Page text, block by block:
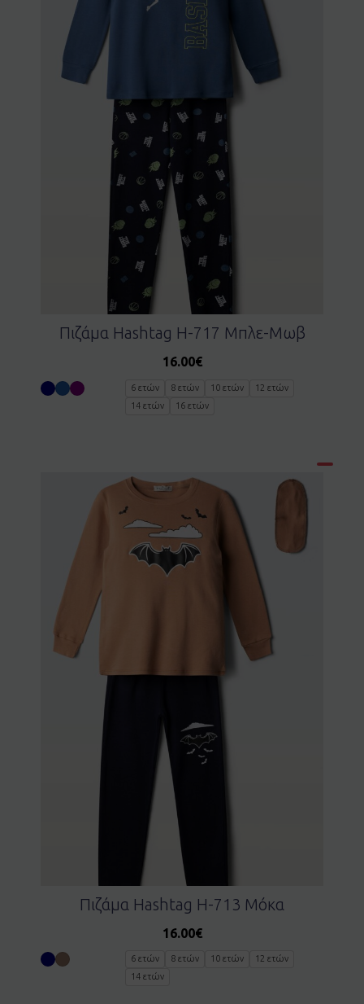
Πιζάμα Ηashtag H-717 Μπλε-Μωβ
16.00€
6 ετών 8 ετών 10 ετών
12 ετών
14 ετών
16 ετών
Πιζάμα Ηashtag H-713 Μόκα
16.00€
6 ετών 8 ετών 10 ετών
12 ετών
14 ετών